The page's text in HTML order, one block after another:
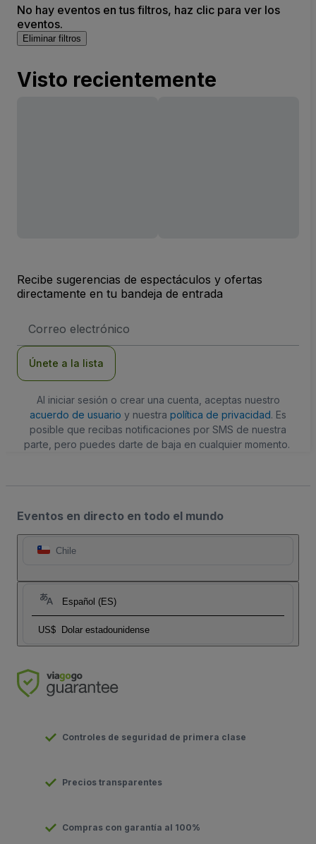
No hay eventos en tus filtros, haz clic para ver los
eventos.
Eliminar filtros
Visto recientemente
Recibe sugerencias de espectáculos y ofertas
directamente en tu bandeja de entrada
de
Únete a la lista
Al iniciar sesión o crear una cuenta, aceptas nuestro
acuerdo de usuario y nuestra política de privacidad. Es
posible que recibas notificaciones por SMS de nuestra
parte, pero puedes darte de baja en cualquier momento.
Eventos en directo en todo el mundo
Chile
Español (ES)
US$ Dolar estadounidense
Controles de seguridad de primera clase
Precios transparentes
Compras con garantía al 100%